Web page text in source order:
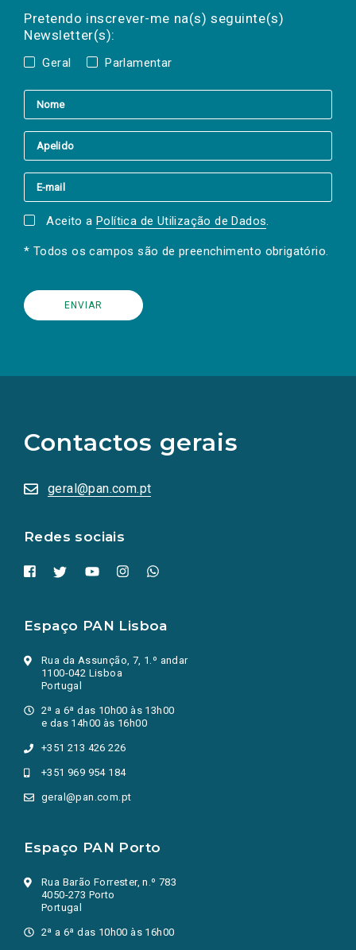
Pretendo inscrever-me na(s) seguinte(s)
Newsletter(s):
Geral Parlamentar
a(s) newsletter(s).
mail
Aceito a Política de Utilização de Dados.
* Todos os campos são de preenchimento obrigatório.
Contactos gerais
geral@pan.com.pt
Redes sociais
redes
sociais
numa
nova
Espaço PAN Lisboa
Rua da Assunção, 7, 1.º andar
1100-042 Lisboa
Portugal
2ª a 6ª das 10h00 às 13h00
e das 14h00 às 16h00
+351 213 426 226
+351 969 954 184
geral@pan.com.pt
Espaço PAN Porto
Rua Barão Forrester, n.º 783
4050-273 Porto
Portugal
2ª a 6ª das 10h00 às 16h00